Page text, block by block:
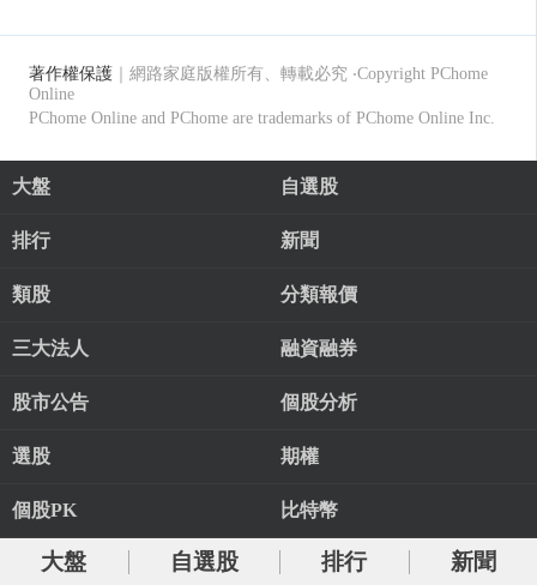
著作權保護｜網路家庭版權所有、轉載必究‧Copyright PChome
Online
PChome Online and PChome are trademarks of PChome Online Inc.
大盤 自選股
排行 新聞
類股 分類報價
三大法人 融資融券
股市公告 個股分析
選股 期權
個股PK 比特幣
大盤 自選股 排行
新聞